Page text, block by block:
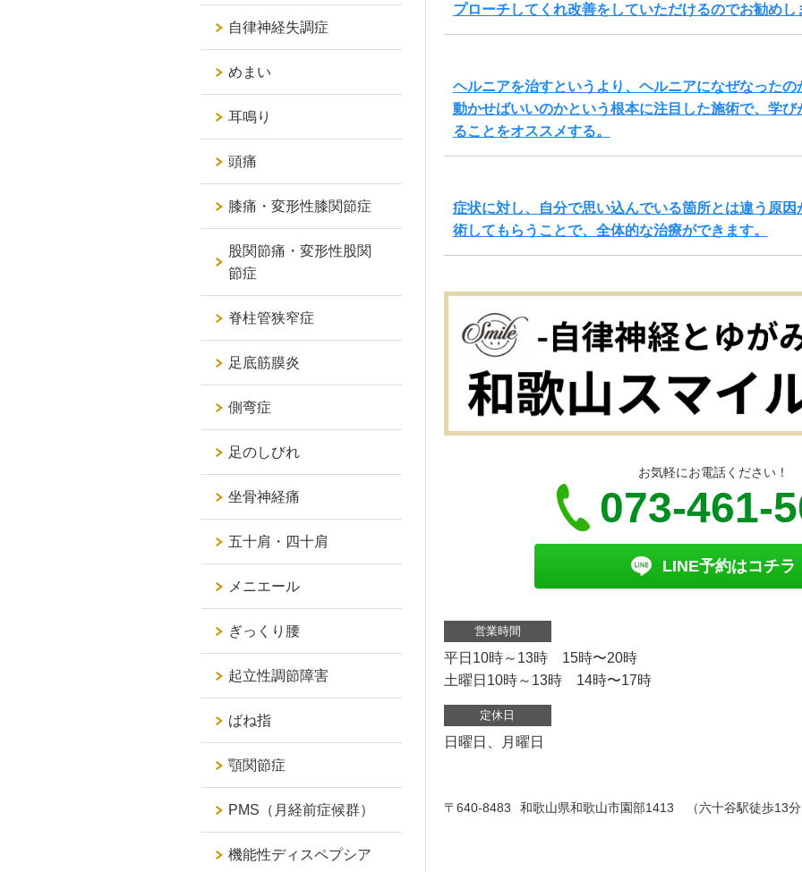
プローチしてくれ改善をしていただけるのでお勧めし
ヘルニアを治すというより、ヘルニアになぜなったの
動かせばいいのかという根本に注目した施術で、学び
ることをオススメする。
症状に対し、自分で思い込んでいる箇所とは違う原因
術してもらうことで、全体的な治療ができます。
お気軽にお電話ください！
073-461-
LINE予約はコチラ
営業時間
平日10時～13時 15時〜20時
土曜日10時～13時 14時〜17時
定休日
日曜日、月曜日
〒640-8483 和歌山県和歌山市園部1413 （六十谷駅徒歩13
自律神経失調症
めまい
耳鳴り
頭痛
膝痛・変形性膝関節症
股関節痛・変形性股関
節症
脊柱管狭窄症
足底筋膜炎
側弯症
足のしびれ
坐骨神経痛
五十肩・四十肩
メニエール
ぎっくり腰
起立性調節障害
ばね指
顎関節症
PMS（月経前症候群）
機能性ディスペプシア